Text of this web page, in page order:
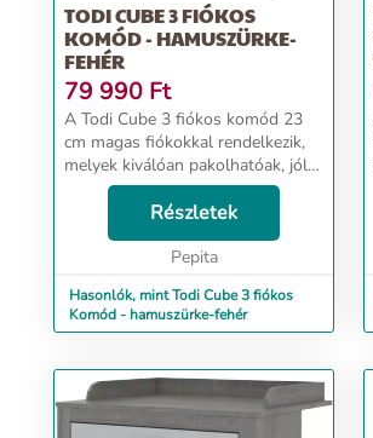
TODI CUBE 3 FIÓKOS
KOMÓD - HAMUSZÜRKE-
FEHÉR
79 990 Ft
A Todi Cube 3 fiókos komód 23
cm magas fiókokkal rendelkezik,
melyek kiválóan pakolhatóak, jól
átláthatóak és remekül
rendszerezhetőek. Ebbe a
komódba biztosan elfér amire a
gyermeknek szüksége lehet ...
Részletek
Pepita
Hasonlók, mint Todi Cube 3 fiókos
Komód - hamuszürke-fehér